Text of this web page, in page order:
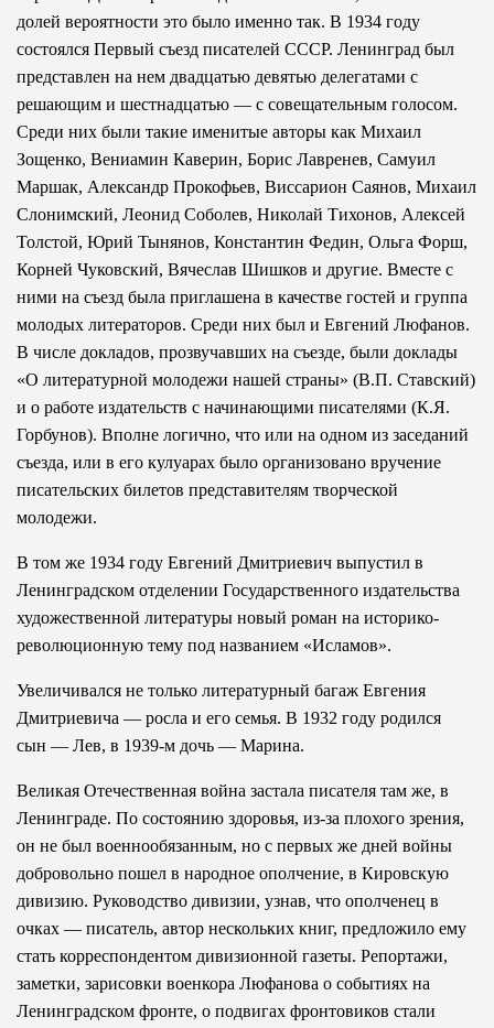
долей вероятности это было именно так. В 1934 году
состоялся Первый съезд писателей СССР. Ленинград был
представлен на нем двадцатью девятью делегатами с
решающим и шестнадцатью — с совещательным голосом.
Среди них были такие именитые авторы как Михаил
Зощенко, Вениамин Каверин, Борис Лавренев, Самуил
Маршак, Александр Прокофьев, Виссарион Саянов, Михаил
Слонимский, Леонид Соболев, Николай Тихонов, Алексей
Толстой, Юрий Тынянов, Константин Федин, Ольга Форш,
Корней Чуковский, Вячеслав Шишков и другие. Вместе с
ними на съезд была приглашена в качестве гостей и группа
молодых литераторов. Среди них был и Евгений Люфанов.
В числе докладов, прозвучавших на съезде, были доклады
«О литературной молодежи нашей страны» (В.П. Ставский)
и о работе издательств с начинающими писателями (К.Я.
Горбунов). Вполне логично, что или на одном из заседаний
съезда, или в его кулуарах было организовано вручение
писательских билетов представителям творческой
молодежи.
В том же 1934 году Евгений Дмитриевич выпустил в
Ленинградском отделении Государственного издательства
художественной литературы новый роман на историко-
революционную тему под названием «Исламов».
Увеличивался не только литературный багаж Евгения
Дмитриевича — росла и его семья. В 1932 году родился
сын — Лев, в 1939-м дочь — Марина.
Великая Отечественная война застала писателя там же, в
Ленинграде. По состоянию здоровья, из-за плохого зрения,
он не был военнообязанным, но с первых же дней войны
добровольно пошел в народное ополчение, в Кировскую
дивизию. Руководство дивизии, узнав, что ополченец в
очках — писатель, автор нескольких книг, предложило ему
стать корреспондентом дивизионной газеты. Репортажи,
заметки, зарисовки военкора Люфанова о событиях на
Ленинградском фронте, о подвигах фронтовиков стали